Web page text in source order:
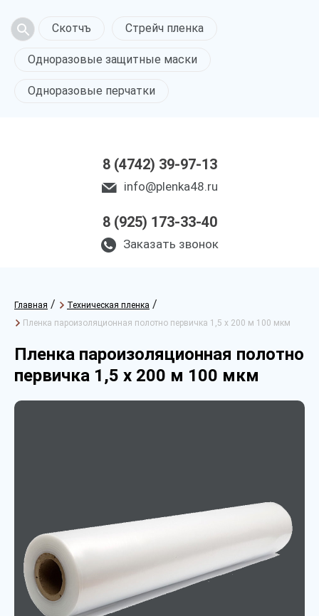
Скотчъ Стрейч пленка
Одноразовые защитные маски
Одноразовые перчатки
8 (4742) 39-97-13
info@plenka48.ru
8 (925) 173-33-40
Заказать звонок
Главная / Техническая пленка /
Пленка пароизоляционная полотно первичка 1,5 х 200 м 100 мкм
Пленка пароизоляционная полотно
первичка 1,5 х 200 м 100 мкм